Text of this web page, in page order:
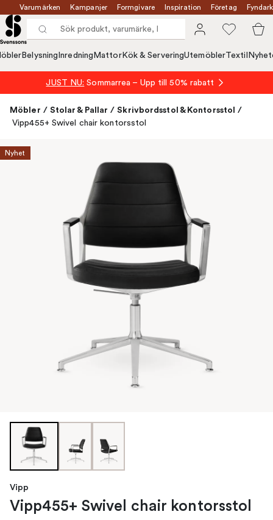
Varumärken Kampanjer Formgivare Inspiration Företag
Belysning Inredning MattorKök & ServeringUtemöblerTextil
JUST NU: Sommarrea – Upp till 50% rabatt
Möbler / Stolar & Pallar / Skrivbordsstol & Kontorsstol /
Vipp455+ Swivel chair kontorsstol
Nyhet
Vipp
Vipp455+ Swivel chair kontorsstol